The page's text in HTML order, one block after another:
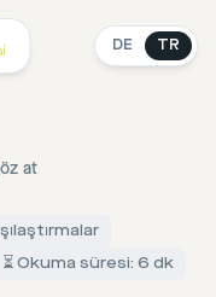
DE TR
at
⏳ Okuma süresi: 6 dk